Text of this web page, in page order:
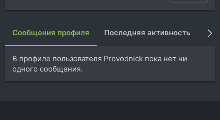
Сообщения профиля Последняя активность
В профиле пользователя Provodnick пока нет ни
одного сообщения.